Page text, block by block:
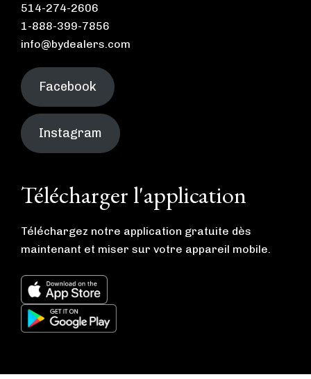
514-274-2606
1-888-399-7856
info@bydealers.com
Facebook
Instagram
Télécharger l'application
Téléchargez notre application gratuite dès
maintenant et miser sur votre appareil mobile.